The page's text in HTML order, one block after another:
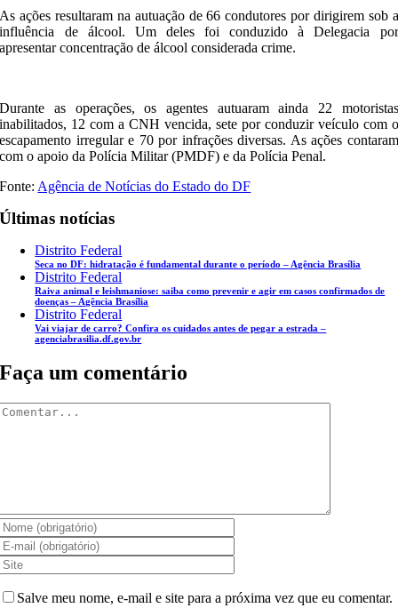
As ações resultaram na autuação de 66 condutores por dirigirem sob a
influência de álcool. Um deles foi conduzido à Delegacia por
apresentar concentração de álcool considerada crime.
Durante as operações, os agentes autuaram ainda 22 motoristas
inabilitados, 12 com a CNH vencida, sete por conduzir veículo com o
escapamento irregular e 70 por infrações diversas. As ações contaram
com o apoio da Polícia Militar (PMDF) e da Polícia Penal.
Fonte: Agência de Notícias do Estado do DF
Últimas notícias
Distrito Federal
Seca no DF: hidratação é fundamental durante o período – Agência Brasília
Distrito Federal
Raiva animal e leishmaniose: saiba como prevenir e agir em casos confirmados de
doenças – Agência Brasília
Distrito Federal
Vai viajar de carro? Confira os cuidados antes de pegar a estrada –
agenciabrasilia.df.gov.br
Faça um comentário
Salve meu nome, e-mail e site para a próxima vez que eu comentar.